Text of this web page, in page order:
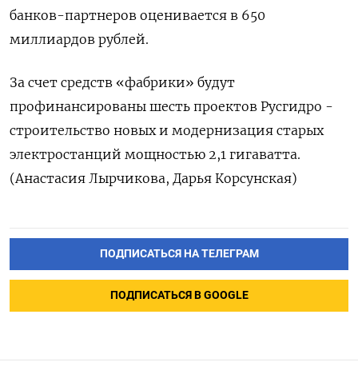
банков-партнеров оценивается в 650
миллиардов рублей.
За счет средств «фабрики» будут
профинансированы шесть проектов Русгидро -
строительство новых и модернизация старых
электростанций мощностью 2,1 гигаватта.
(Анастасия Лырчикова, Дарья Корсунская)
ПОДПИСАТЬСЯ НА ТЕЛЕГРАМ
ПОДПИСАТЬСЯ В GOOGLE